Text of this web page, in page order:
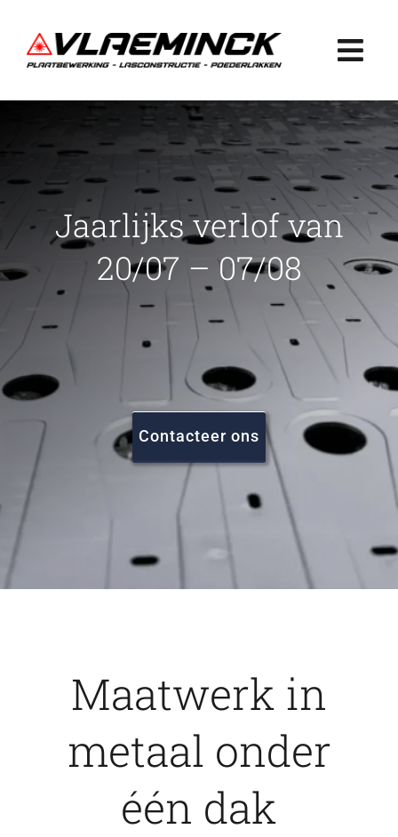
naar
inhoud
Plaatbewerking
Lasconstructie
Poederlakken
Projecten
FAQ
Vacatures
Jaarlijks verlof van
20/07 – 07/08
Contacteer ons
Maatwerk in
metaal onder
één dak